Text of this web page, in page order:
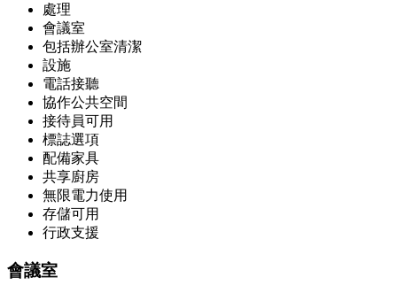
處理
會議室
包括辦公室清潔
設施
電話接聽
協作公共空間
接待員可用
標誌選項
配備家具
共享廚房
無限電力使用
存儲可用
行政支援
會議室